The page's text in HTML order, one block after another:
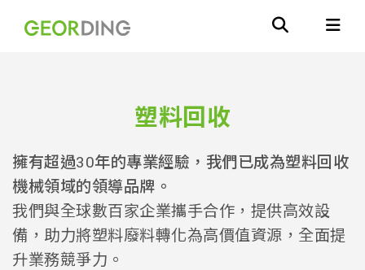
塑料回收
擁有超過30年的專業經驗，我們已成為塑料回收
機械領域的領導品牌。
我們與全球數百家企業攜手合作，提供高效設
備，助力將塑料廢料轉化為高價值資源，全面提
升業務競爭力。